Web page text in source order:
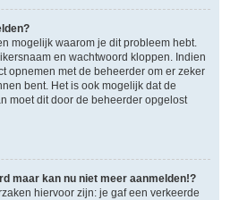
mogelijk waarom je dit probleem hebt.
en wachtwoord kloppen. Indien
opnemen met de beheerder om er zeker
bent. Het is ook mogelijk dat de
moet dit door de beheerder opgelost
maar kan nu niet meer aanmelden!?
hiervoor zijn: je gaf een verkeerde